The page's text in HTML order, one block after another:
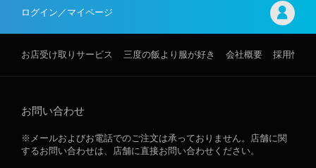
ログイン／マイページ
お店受け取りサービス 三度の飯より服が好き 会社概要 採用情報
お問い合わせ
※メールおよびお電話でのご注文は承っておりません。店舗に関
するお問い合わせは、店舗に直接お問い合わせください。